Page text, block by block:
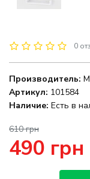
0
Производитель:
Артикул: 101584
Наличие: Есть в
610 грн
490 грн